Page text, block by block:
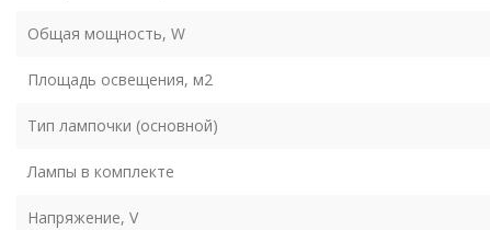
Общая мощность, W
Площадь освещения, м2
Тип лампочки (основной)
Лампы в комплекте
Напряжение, V